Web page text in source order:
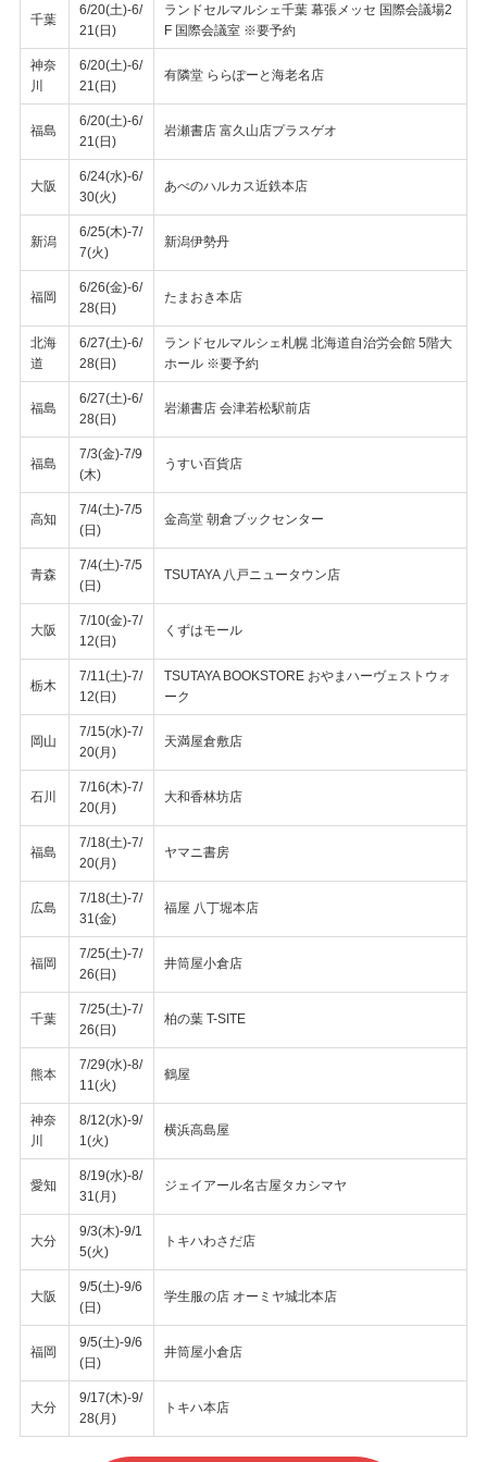
千葉
6/20(土)-6/
21(日)
ランドセルマルシェ千葉 幕張メッセ 国際会議場2
F 国際会議室 ※要予約
神奈
川
6/20(土)-6/
21(日)
有隣堂 ららぽーと海老名店
福島
6/20(土)-6/
21(日)
岩瀬書店 富久山店プラスゲオ
大阪
6/24(水)-6/
30(火)
あべのハルカス近鉄本店
新潟
6/25(木)-7/
7(火)
新潟伊勢丹
福岡
6/26(金)-6/
28(日)
たまおき本店
北海
道
6/27(土)-6/
28(日)
ランドセルマルシェ札幌 北海道自治労会館 5階大
ホール ※要予約
福島
6/27(土)-6/
28(日)
岩瀬書店 会津若松駅前店
福島
7/3(金)-7/9
(木)
うすい百貨店
高知
7/4(土)-7/5
(日)
金高堂 朝倉ブックセンター
青森
7/4(土)-7/5
(日)
TSUTAYA 八戸ニュータウン店
大阪
7/10(金)-7/
12(日)
くずはモール
栃木
7/11(土)-7/
12(日)
TSUTAYA BOOKSTORE おやまハーヴェストウォ
ーク
岡山
7/15(水)-7/
20(月)
天満屋倉敷店
石川
7/16(木)-7/
20(月)
大和香林坊店
福島
7/18(土)-7/
20(月)
ヤマニ書房
広島
7/18(土)-7/
31(金)
福屋 八丁堀本店
福岡
7/25(土)-7/
26(日)
井筒屋小倉店
千葉
7/25(土)-7/
26(日)
柏の葉 T-SITE
熊本
7/29(水)-8/
11(火)
鶴屋
神奈
川
8/12(水)-9/
1(火)
横浜高島屋
愛知
8/19(水)-8/
31(月)
ジェイアール名古屋タカシマヤ
大分
9/3(木)-9/1
5(火)
トキハわさだ店
大阪
9/5(土)-9/6
(日)
学生服の店 オーミヤ城北本店
福岡
9/5(土)-9/6
(日)
井筒屋小倉店
大分
9/17(木)-9/
28(月)
トキハ本店